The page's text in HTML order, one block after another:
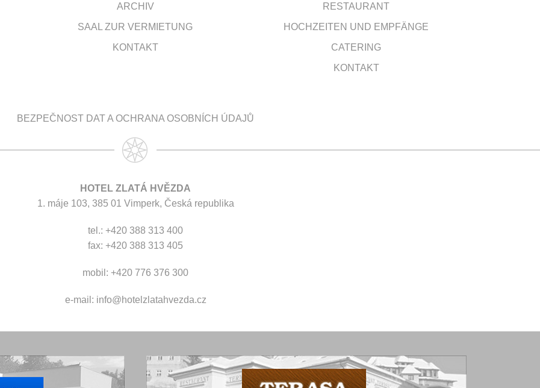
ARCHIV
SAAL ZUR VERMIETUNG
KONTAKT
RESTAURANT
HOCHZEITEN UND EMPFÄNGE
CATERING
KONTAKT
BEZPEČNOST DAT A OCHRANA OSOBNÍCH ÚDAJŮ
HOTEL ZLATÁ HVĚZDA
1. máje 103, 385 01 Vimperk, Česká republika
tel.: +420 388 313 400
fax: +420 388 313 405
mobil: +420 776 376 300
e-mail: info@hotelzlatahvezda.cz